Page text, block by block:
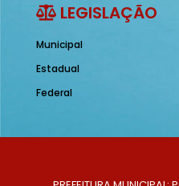
LEGISLAÇÃO
Municipal
Estadual
Federal